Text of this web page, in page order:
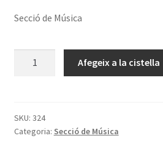
Secció de Música
un
estudi
Afegeix a la cistella
SKU: 324
Categoria: Secció de Música